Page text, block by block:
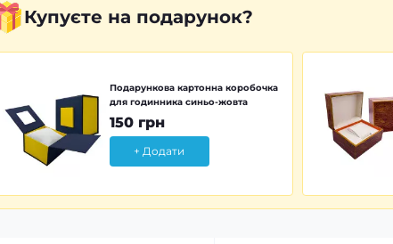
Купуєте на подарунок?
Подарункова картонна коробочка
для годинника синьо-жовта
150 грн
+ Додати